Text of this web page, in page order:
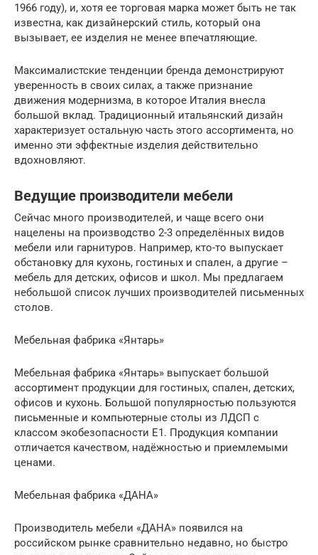
1966 году), и, хотя ее торговая марка может быть не так
известна, как дизайнерский стиль, который она
вызывает, ее изделия не менее впечатляющие.
Максималистские тенденции бренда демонстрируют
уверенность в своих силах, а также признание
движения модернизма, в которое Италия внесла
большой вклад. Традиционный итальянский дизайн
характеризует остальную часть этого ассортимента, но
именно эти эффектные изделия действительно
вдохновляют.
Ведущие производители мебели
Сейчас много производителей, и чаще всего они
нацелены на производство 2-3 определённых видов
мебели или гарнитуров. Например, кто-то выпускает
обстановку для кухонь, гостиных и спален, а другие –
мебель для детских, офисов и школ. Мы предлагаем
небольшой список лучших производителей письменных
столов.
Мебельная фабрика «Янтарь»
Мебельная фабрика «Янтарь» выпускает большой
ассортимент продукции для гостиных, спален, детских,
офисов и кухонь. Большой популярностью пользуются
письменные и компьютерные столы из ЛДСП с
классом экобезопасности Е1. Продукция компании
отличается качеством, надёжностью и приемлемыми
ценами.
Мебельная фабрика «ДАНА»
Производитель мебели «ДАНА» появился на
российском рынке сравнительно недавно, но быстро